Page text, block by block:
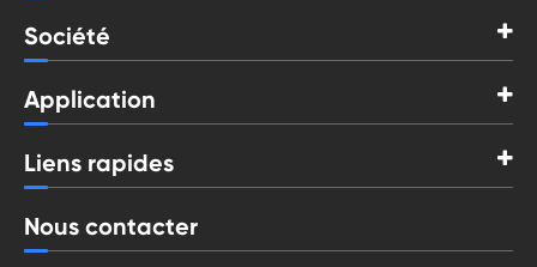
Société
Application
Liens rapides
Nous contacter